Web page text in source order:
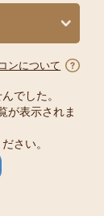
ンについて
でした。
が表示されま
さい。